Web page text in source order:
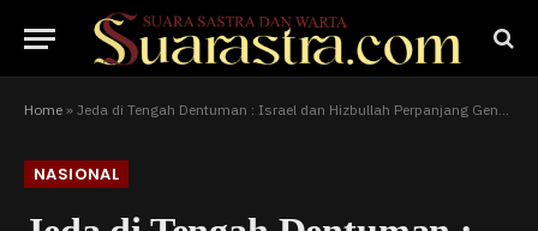
Home » Jeda di Tengah Dentuman : Israel dan Hizbullah Perpanjang Gencatan Senjata di Lebanon
NASIONAL